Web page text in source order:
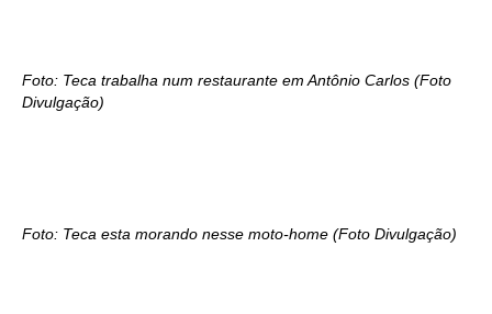
Foto: Teca trabalha num restaurante em Antônio Carlos (Foto
Divulgação)
Foto: Teca esta morando nesse moto-home (Foto Divulgação)